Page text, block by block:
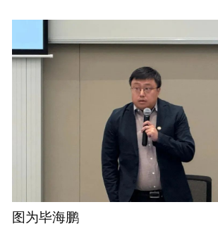
图为毕海鹏